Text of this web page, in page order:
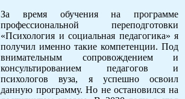
За время обучения на программе
профессиональной переподготовки
«Психология и социальная педагогика» я
получил именно такие компетенции. Под
внимательным сопровождением и
консультированием педагогов и
психологов вуза, я успешно освоил
данную программу. Но не остановился на